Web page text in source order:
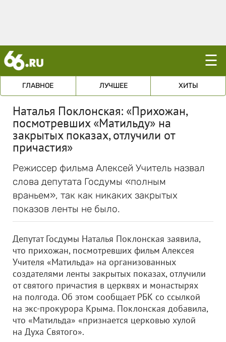
☰
ГЛАВНОЕ ЛУЧШЕЕ ХИТЫ
Наталья Поклонская: «Прихожан,
посмотревших «Матильду» на
закрытых показах, отлучили от
причастия»
Режиссер фильма Алексей Учитель назвал
слова депутата Госдумы «полным
враньем», так как никаких закрытых
показов ленты не было.
Депутат Госдумы Наталья Поклонская заявила,
что прихожан, посмотревших фильм Алексея
Учителя «Матильда» на организованных
создателями ленты закрытых показах, отлучили
от святого причастия в церквях и монастырях
на полгода. Об этом сообщает РБК со ссылкой
на экс-прокурора Крыма. Поклонская добавила,
что «Матильда» «признается церковью хулой
на Духа Святого».